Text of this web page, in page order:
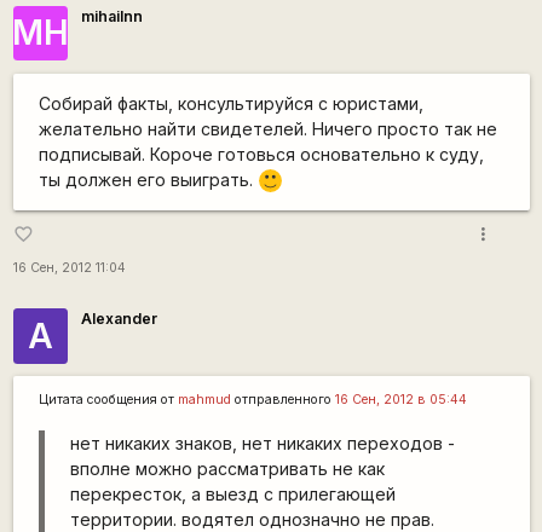
МН mihailnn
Собирай факты, консультируйся с юристами,
желательно найти свидетелей. Ничего просто так не
подписывай. Короче готовься основательно к суду,
ты должен его выиграть.
:)
favorite_border
16 Сен, 2012 11:04
more_vert
A Alexander
Цитата сообщения от mаhmud отправленного 16 Сен, 2012 в 05:44
нет никаких знаков, нет никаких переходов -
вполне можно рассматривать не как
перекресток, а выезд с прилегающей
территории. водятел однозначно не прав.